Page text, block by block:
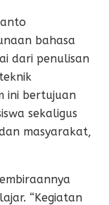
bahasa
dari penulisan
ini bertujuan
sekaligus
masyarakat,
“Kegiatan